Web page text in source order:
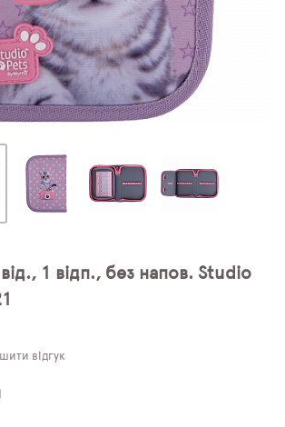
1 відп., без напов. Studio
відгук